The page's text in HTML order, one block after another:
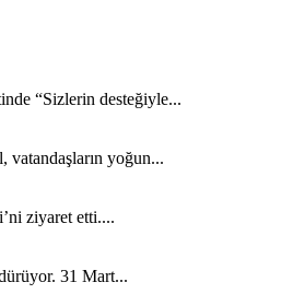
“Sizlerin desteğiyle...
vatandaşların yoğun...
ziyaret etti....
31 Mart...